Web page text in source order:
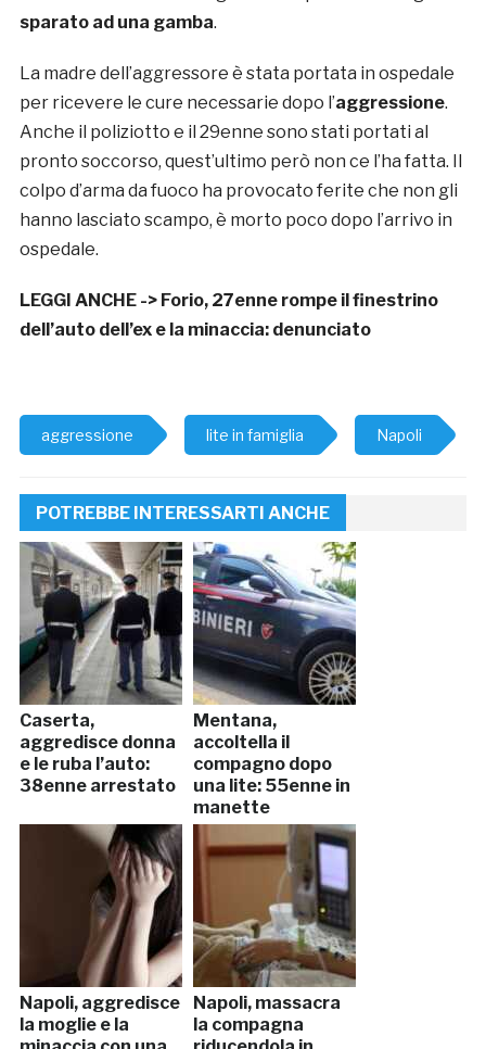
sparato ad una gamba.
La madre dell’aggressore è stata portata in ospedale
per ricevere le cure necessarie dopo l’aggressione.
Anche il poliziotto e il 29enne sono stati portati al
pronto soccorso, quest’ultimo però non ce l’ha fatta. Il
colpo d’arma da fuoco ha provocato ferite che non gli
hanno lasciato scampo, è morto poco dopo l’arrivo in
ospedale.
LEGGI ANCHE -> Forio, 27enne rompe il finestrino
dell’auto dell’ex e la minaccia: denunciato
aggressione lite in famiglia Napoli
POTREBBE INTERESSARTI ANCHE
Caserta,
aggredisce donna
e le ruba l’auto:
38enne arrestato
Mentana,
accoltella il
compagno dopo
una lite: 55enne in
manette
Napoli, aggredisce
la moglie e la
Napoli, massacra
la compagna